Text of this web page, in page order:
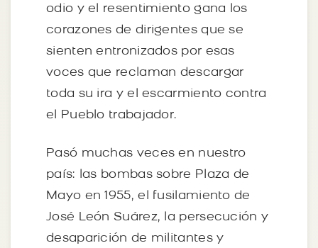
odio y el resentimiento gana los
corazones de dirigentes que se
sienten entronizados por esas
voces que reclaman descargar
toda su ira y el escarmiento contra
el Pueblo trabajador.
Pasó muchas veces en nuestro
país: las bombas sobre Plaza de
Mayo en 1955, el fusilamiento de
José León Suárez, la persecución y
desaparición de militantes y